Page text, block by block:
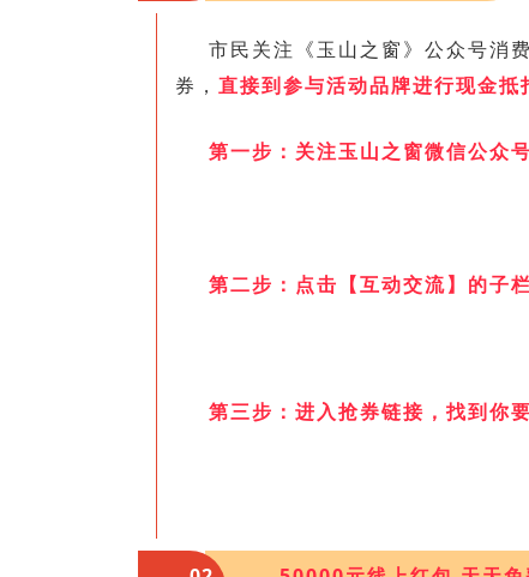
市民关注《玉山之窗》公众号消
券， 直接到参与活动品牌进行现金抵
第一步：关注玉山之窗微信公众号
第二步：点击【互动交流】的子
第三步：进入抢券链接，找到你